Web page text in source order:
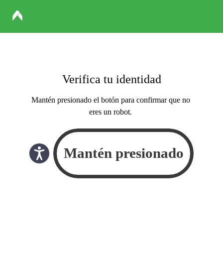
Verifica tu identidad
Mantén presionado el botón para confirmar que no
eres un robot.